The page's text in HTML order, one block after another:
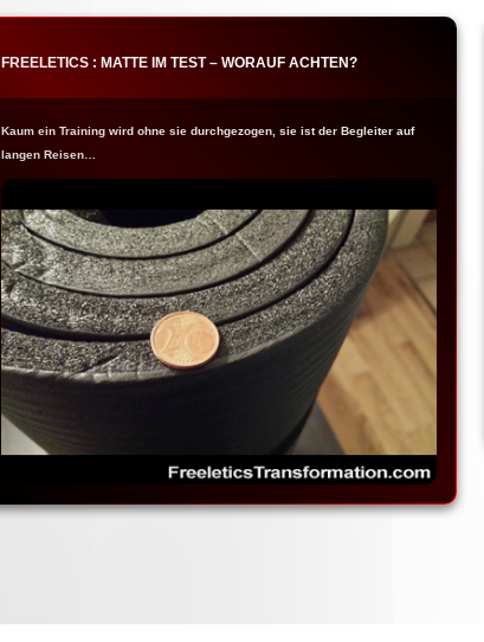
FREELETICS : MATTE IM TEST – WORAUF ACHTEN?
Kaum ein Training wird ohne sie durchgezogen, sie ist der Begleiter auf
langen Reisen…